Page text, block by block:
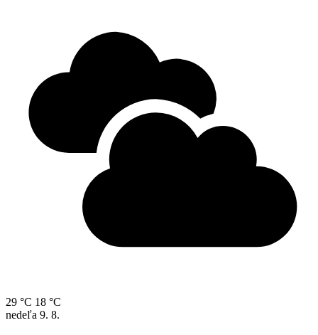
29 °C 18 °C
nedeľa 9. 8.